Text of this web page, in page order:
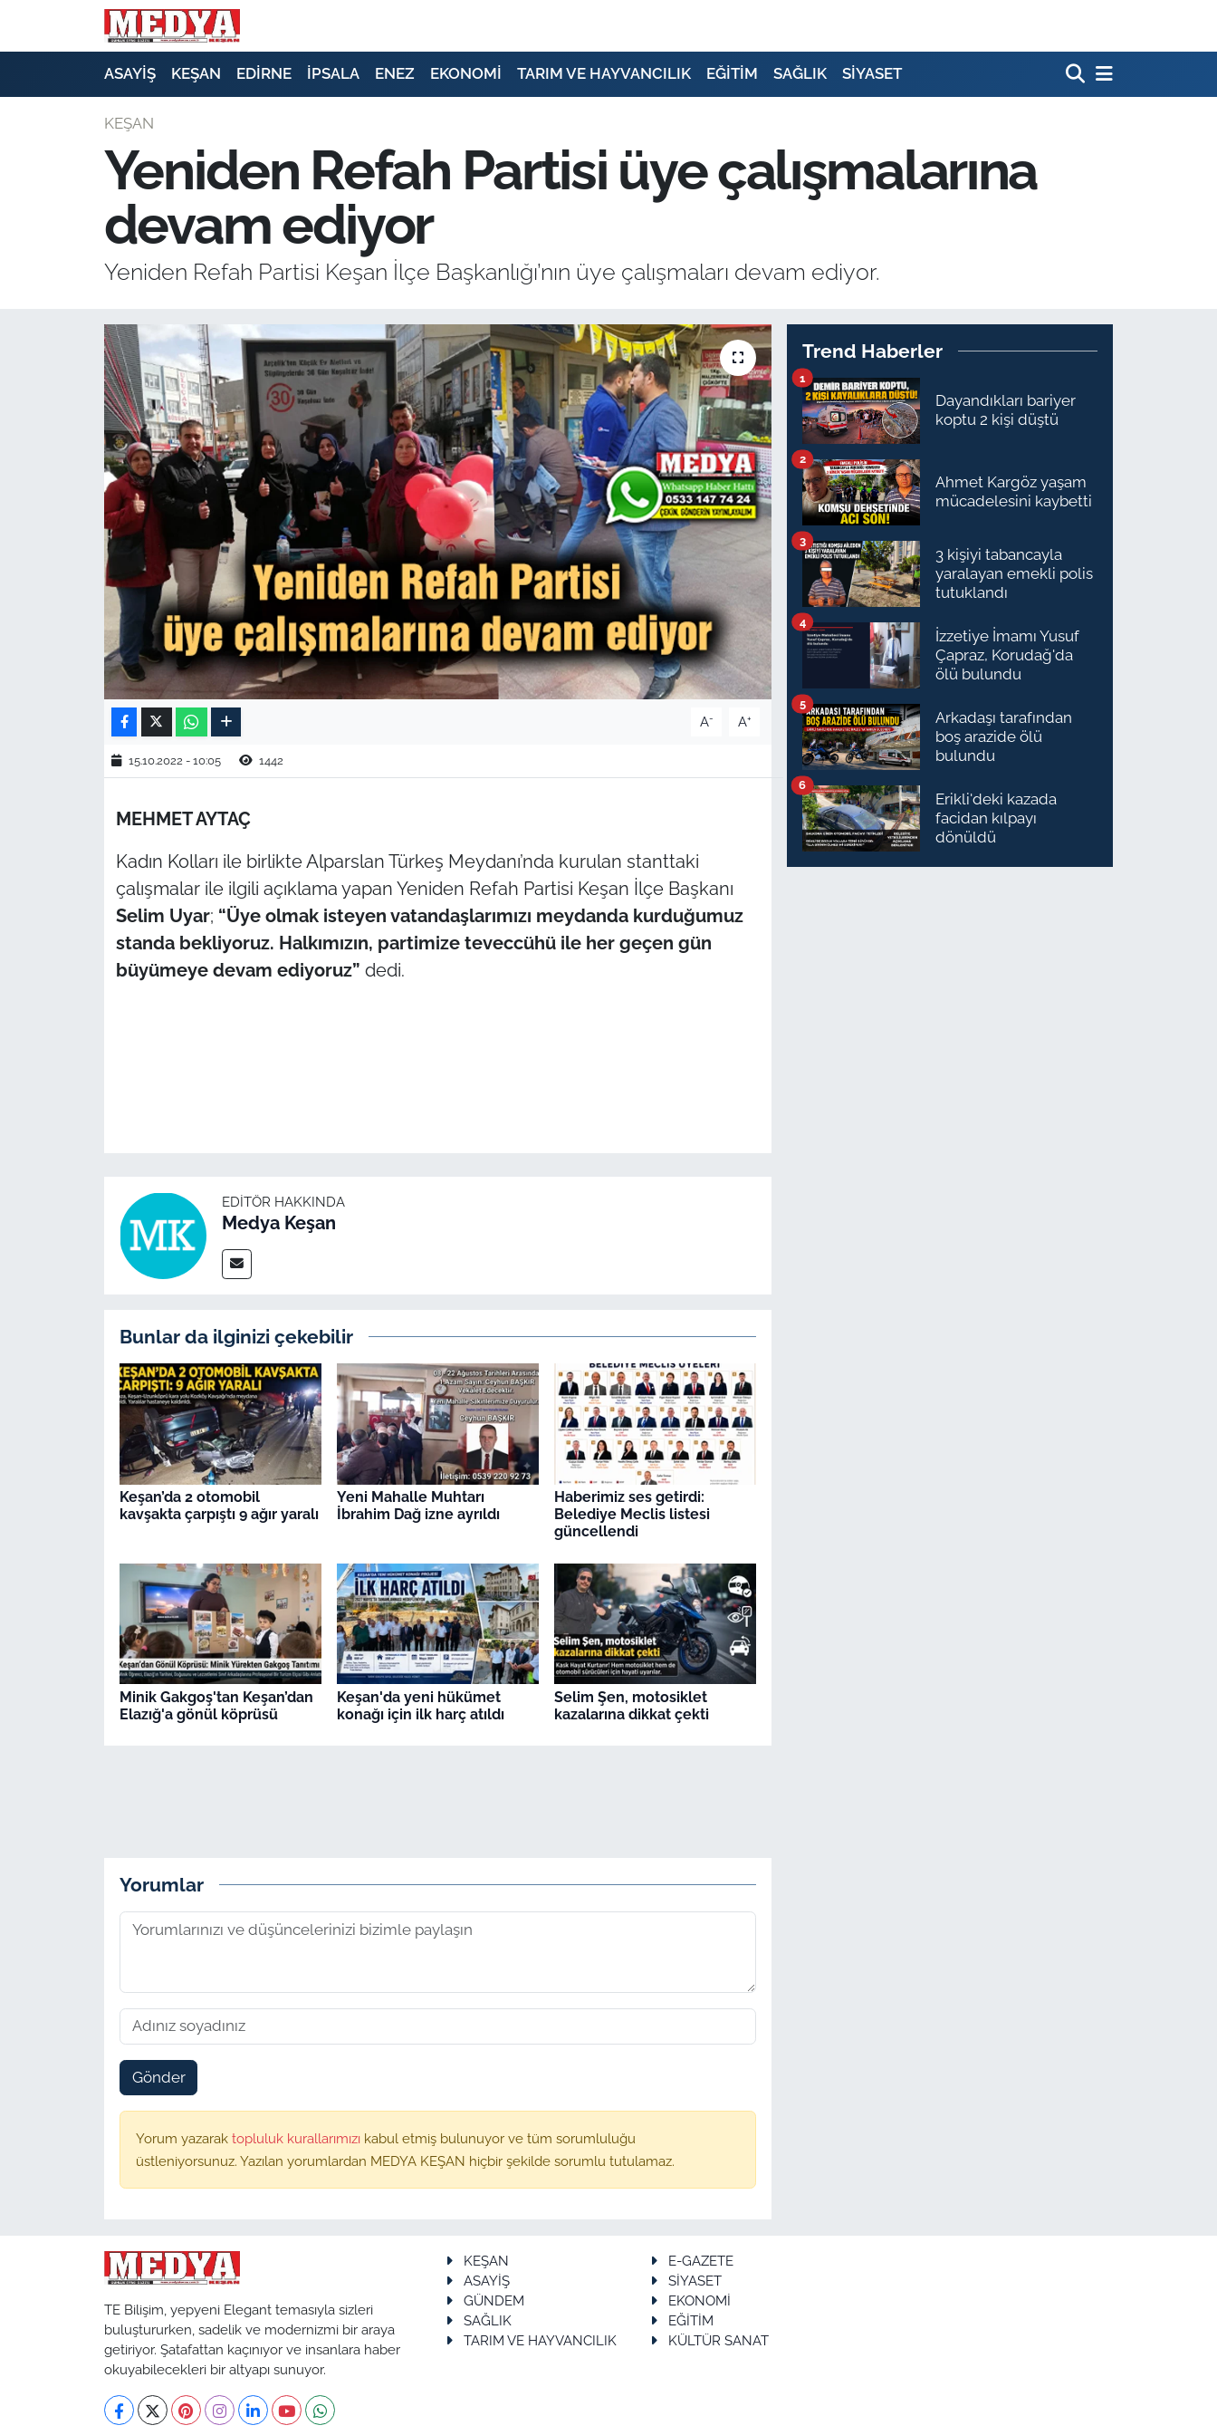
ASAYİŞ KEŞAN EDİRNE İPSALA ENEZ EKONOMİ TARIM VE HAYVANCILIK EĞİTİM SAĞLIK SİYASET
KEŞAN
Yeniden Refah Partisi üye çalışmalarına
devam ediyor
Yeniden Refah Partisi Keşan İlçe Başkanlığı’nın üye çalışmaları devam ediyor.
A- A+
15.10.2022 - 10:05 1442
MEHMET AYTAÇ
Kadın Kolları ile birlikte Alparslan Türkeş Meydanı’nda kurulan stanttaki
çalışmalar ile ilgili açıklama yapan Yeniden Refah Partisi Keşan İlçe Başkanı
Selim Uyar; “Üye olmak isteyen vatandaşlarımızı meydanda kurduğumuz
standa bekliyoruz. Halkımızın, partimize teveccühü ile her geçen gün
büyümeye devam ediyoruz” dedi.
EDITÖR HAKKINDA
Medya Keşan
Bunlar da ilginizi çekebilir
Keşan’da 2 otomobil
kavşakta çarpıştı 9 ağır yaralı
Yeni Mahalle Muhtarı
İbrahim Dağ izne ayrıldı
Haberimiz ses getirdi:
Belediye Meclis listesi
güncellendi
Minik Gakgoş'tan Keşan’dan
Elazığ'a gönül köprüsü
Keşan'da yeni hükümet
konağı için ilk harç atıldı
Selim Şen, motosiklet
kazalarına dikkat çekti
Yorumlar
Gönder
Yorum yazarak topluluk kurallarımızı kabul etmiş bulunuyor ve tüm sorumluluğu
üstleniyorsunuz. Yazılan yorumlardan MEDYA KEŞAN hiçbir şekilde sorumlu tutulamaz.
Trend Haberler
Dayandıkları bariyer
koptu 2 kişi düştü
1
Ahmet Kargöz yaşam
mücadelesini kaybetti
2
3 kişiyi tabancayla
yaralayan emekli polis
tutuklandı
3
İzzetiye İmamı Yusuf
Çapraz, Korudağ'da
ölü bulundu
4
Arkadaşı tarafından
boş arazide ölü
bulundu
5
Erikli'deki kazada
facidan kılpayı
dönüldü
6
TE Bilişim, yepyeni Elegant temasıyla sizleri
buluştururken, sadelik ve modernizmi bir araya
getiriyor. Şatafattan kaçınıyor ve insanlara haber
okuyabilecekleri bir altyapı sunuyor.
KEŞAN
E-GAZETE
ASAYİŞ
SİYASET
GÜNDEM
EKONOMİ
SAĞLIK
EĞİTİM
TARIM VE HAYVANCILIK
KÜLTÜR SANAT
E-GAZETE
SAĞLIK
EĞİTİM
TARIM VE HAYVANCILIK
KÜLTÜR SANAT
RESMİ İLAN
EDİRNE
TEKİRDAĞ
KIRKLARELİ
ÇANAKKALE
TÜRKİYE
İş Dünyası
Bilim Teknoloji
Canlı Maç
Gündem-Eğitim